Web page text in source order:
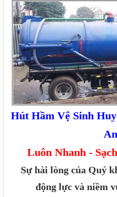
Hút Hầm Vệ Sinh
An
Luôn Nhanh -
Sự hài lòng của Quý
động lực và niềm